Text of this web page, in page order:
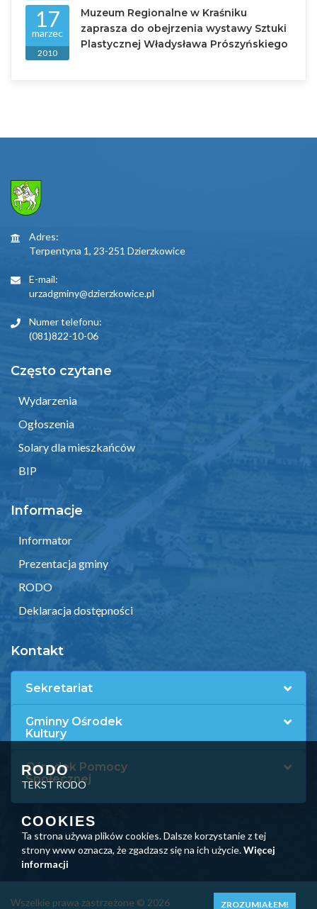
17
marzec
2010
Muzeum Regionalne w Kraśniku
zaprasza do obejrzenia wystawy Sztuki
Plastycznej Władysława Prószyńskiego
Adres:
Terpentyna 1, 23-251 Dzierzkowice
E-mail:
urzadgminy@dzierzkowice.pl
Numer telefonu:
(081)822-10-06
Często czytane
Wydarzenia
Ogłoszenia
Solary dla mieszkańców
BIP
Informacje
Informator
Prezentacja gminy
RODO
Deklaracja dostępności
Kontakt
Sekretariat
Gminny Ośrodek
Kultury
Ośrodek Pomocy
Społecznej
Wszelkie prawa zastrzeżone © 2026
RODO
TEKST RODO
COOKIES
Ta strona używa plików cookies. Dalsze korzystanie z tej
strony www oznacza, że zgadzasz się na ich użycie.Więcej
informacji
ZROZUMIAŁEM!